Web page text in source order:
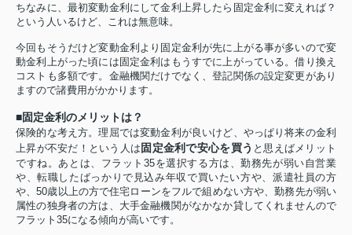
ちなみに、最初変動金利にして金利上昇したら固定金利に変えれば？
という人いるけど、これは無意味。
今回もそうだけど変動金利より固定金利が先に上がる事が多いので変
動金利上がった頃には固定金利はもうすでに上がっている。借り換え
コストも多額です。金融機関だけでなく、登記関係の設定変更があり
ますので諸費用がかかります。
■固定金利のメリットは？
保険的な考え方。理屈では変動金利が良いけど、やっぱり将来の金利
上昇が不安だ！という人は 固定金利で安心を買う と思えばメリット
ですね。あとは、フラット35を選択する方は、勤務先が弱い自営業
や、転職したばっかりで見込み年収で買いたい方や、派遣社員の方
や、50歳以上の方で住宅ローンをフルで組めない方や、勤務先が弱い
属性の独身者の方は、大手金融機関がなかなか貸してくれませんので
フラット35になる傾向が高いです。